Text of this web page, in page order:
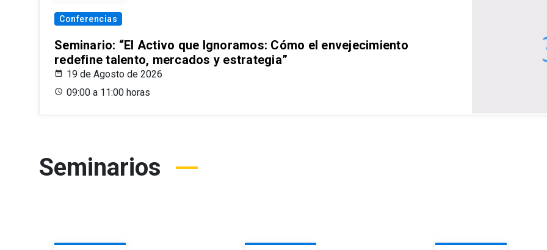
Conferencias
Seminario: “El Activo que Ignoramos: Cómo el envejecimiento
redefine talento, mercados y estrategia”
19 de Agosto de 2026
09:00 a 11:00 horas
Seminarios